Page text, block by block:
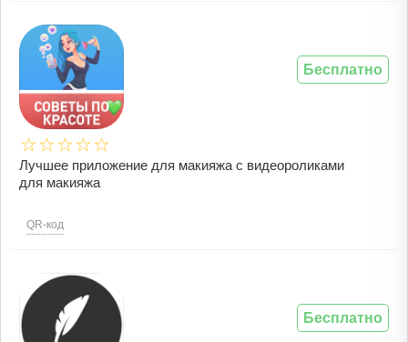
Лучшее приложение для макияжа с видеороликами
для макияжа
QR-код
Бесплатно
Бесплатно